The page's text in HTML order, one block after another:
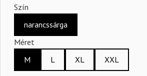
Szín
narancssárga
Méret
M
L XL XXL